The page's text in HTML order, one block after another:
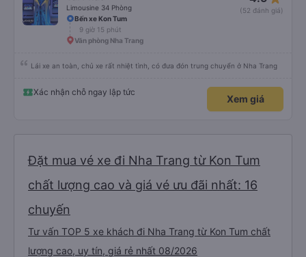
Limousine 34 Phòng
(52 đánh giá)
Bến xe Kon Tum
9 giờ 15 phút
Văn phòng Nha Trang
Lái xe an toàn, chủ xe rất nhiệt tình, có đưa đón trung chuyển ở Nha Trang
Xác nhận chỗ ngay lập tức
Xem giá
Đặt mua vé xe đi Nha Trang từ Kon Tum
chất lượng cao và giá vé ưu đãi nhất: 16
chuyến
Tư vấn TOP 5 xe khách đi Nha Trang từ Kon Tum chất
lượng cao, uy tín, giá rẻ nhất 08/2026